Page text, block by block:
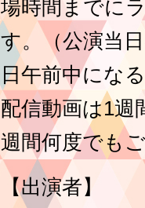
場時間までに
す。（公演当
日午前中にな
配信動画は1週
週間何度でも
【出演者】